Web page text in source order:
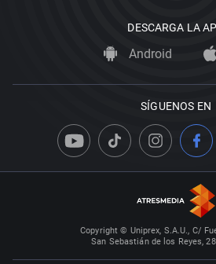
DESCARGA LA
Android
SÍGUENOS EN
Copyright © Uniprex, S.A.U., C/
San Sebastián de los Reyes,